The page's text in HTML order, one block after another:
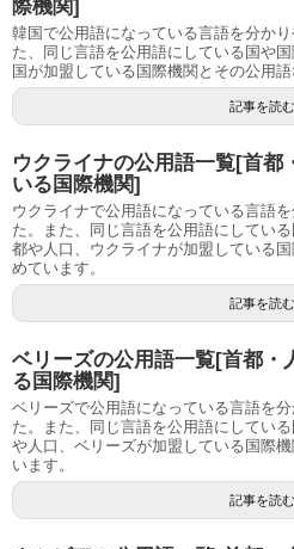
際機関]
韓国で公用語になっている言語を分か
た、同じ言語を公用語にしている国や
国が加盟している国際機関とその公用語
記事を読む
ウクライナの公用語一覧[首都
いる国際機関]
ウクライナで公用語になっている言語
た。また、同じ言語を公用語にしてい
都や人口、ウクライナが加盟している
めています。
記事を読む
ベリーズの公用語一覧[首都・
る国際機関]
ベリーズで公用語になっている言語を
た。また、同じ言語を公用語にしてい
や人口、ベリーズが加盟している国際
います。
記事を読む